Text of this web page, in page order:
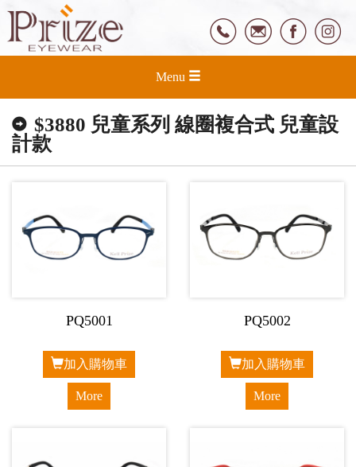
Menu
$3880 兒童系列 線圈複合式 兒童設
計款
PQ5001
加入購物車
More
PQ5002
加入購物車
More